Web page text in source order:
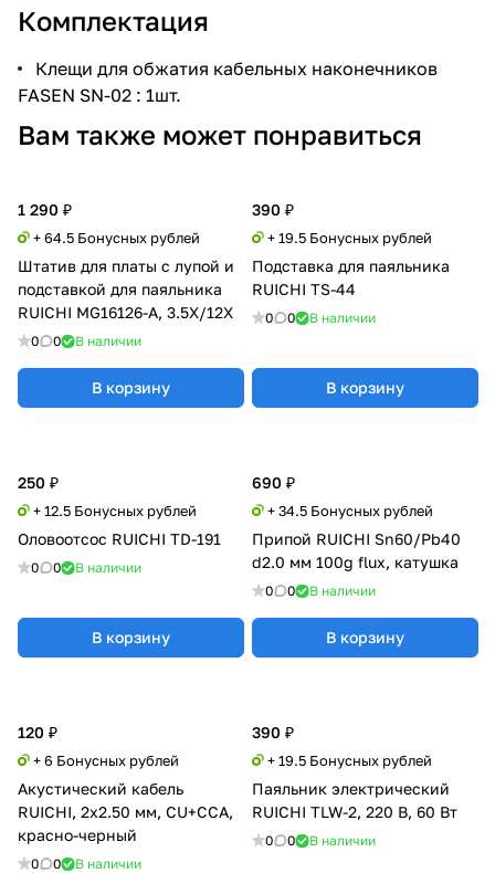
Комплектация
Клещи для обжатия кабельных наконечников
FASEN SN-02 : 1шт.
Вам также может понравиться
1 290 ₽
+ 64.5 Бонусных рублей
Штатив для платы с лупой и
подставкой для паяльника
RUICHI MG16126-A, 3.5X/12X
0 0 В наличии
В корзину
390 ₽
+ 19.5 Бонусных рублей
Подставка для паяльника
RUICHI TS-44
0 0 В наличии
В корзину
690 ₽
+ 34.5 Бонусных рублей
Припой RUICHI Sn60/Pb40
d2.0 мм 100g flux, катушка
0 0 В наличии
В корзину
120 ₽
+ 6 Бонусных рублей
Акустический кабель
RUICHI, 2x2.50 мм, CU+CCA,
красно-черный
0 0 В наличии
390 ₽
+ 19.5 Бонусных рублей
Паяльник электрический
RUICHI TLW-2, 220 В, 60 Вт
0 0 В наличии
250 ₽
+ 12.5 Бонусных рублей
Оловоотсос RUICHI TD-191
0 0 В наличии
В корзину